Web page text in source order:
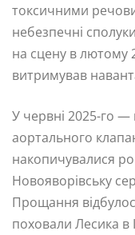
токсичними
небезпечні
на сцену в лютому
витримував
У червні 2025-го
аортального
накопичувалися
Новояворівську
Прощання
поховали Лесика